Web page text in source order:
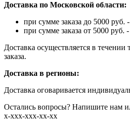
Доставка по Московской области:
при сумме заказа до 5000 руб.
при сумме заказа от 5000 руб.
Доставка осуществляется в
заказа.
Доставка в регионы:
Доставка оговаривается
Остались вопросы? Напишите нам
х-ххх-ххх-хх-хх